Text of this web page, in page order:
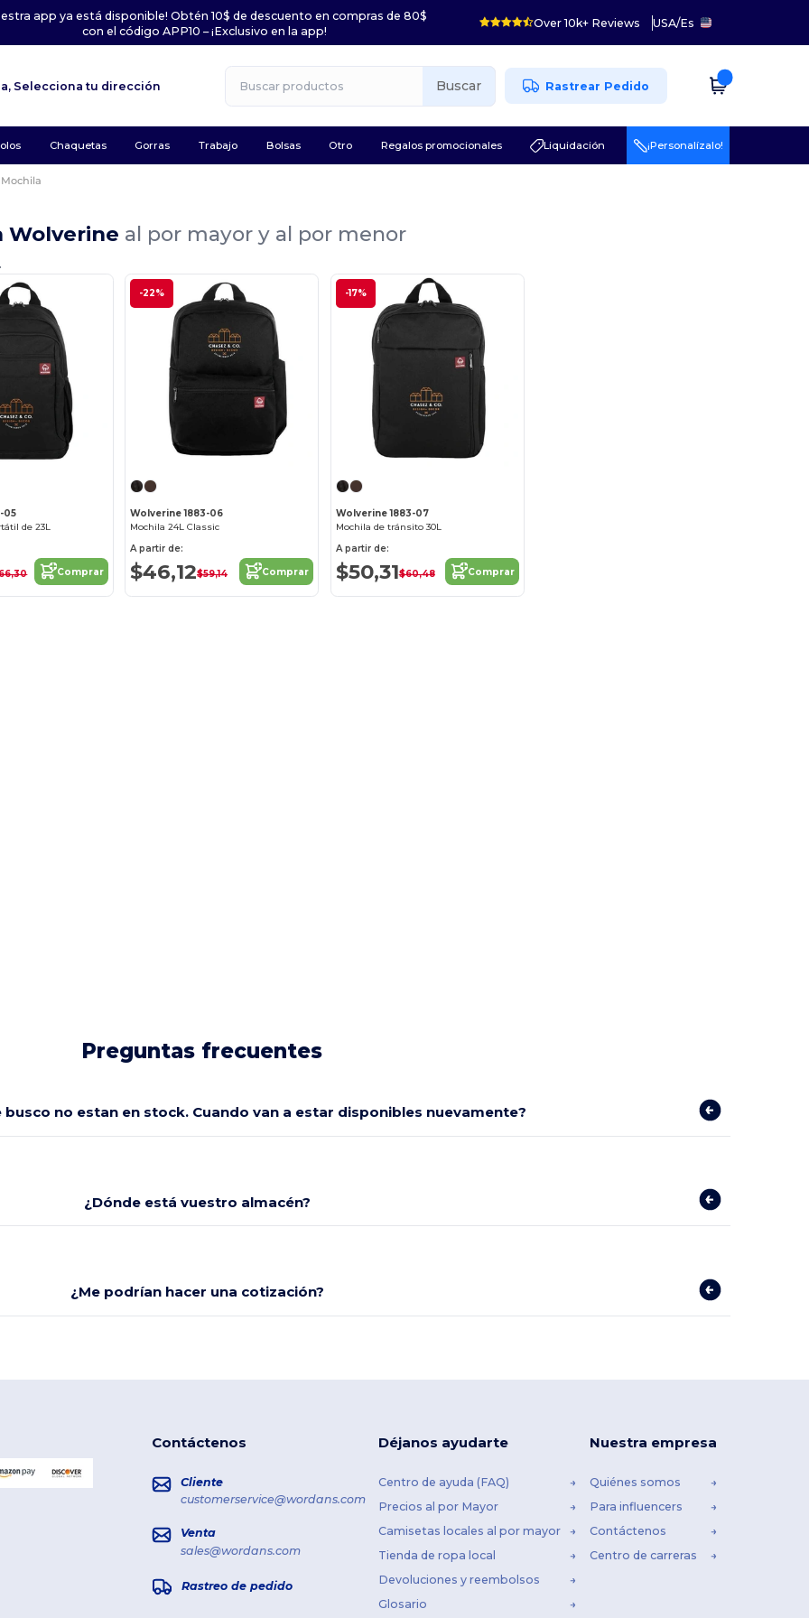
app ya está disponible! Obtén 10$ de descuento en compras de 80$
con el código APP10 – ¡Exclusivo en la app!
Over 10k+ Reviews USA/Es
Selecciona tu dirección Buscar Rastrear Pedido
Chaquetas Gorras Trabajo Bolsas Otro Regalos promocionales Liquidación ¡Personalízalo!
Mochila
Wolverine al por mayor y al por menor
05
de 23L
Comprar
-22%
Wolverine 1883-06
Mochila 24L Classic
A partir de:
$46,12$59,14 Comprar
-17%
Wolverine 1883-07
Mochila de tránsito 30L
A partir de:
$50,31$60,48 Comprar
Preguntas frecuentes
busco no estan en stock. Cuando van a estar disponibles nuevamente?
¿Dónde está vuestro almacén?
¿Me podrían hacer una cotización?
Contáctenos
Cliente
customerservice@wordans.com
Venta
sales@wordans.com
Rastreo de pedido
Déjanos ayudarte
Centro de ayuda (FAQ)
Precios al por Mayor
Camisetas locales al por mayor
Tienda de ropa local
Devoluciones y reembolsos
Glosario
Nuestra empresa
Quiénes somos
Para influencers
Contáctenos
Centro de carreras